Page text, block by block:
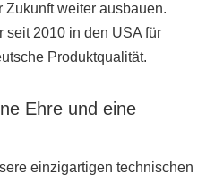
Zukunft weiter ausbauen.
seit 2010 in den USA für
Produktqualität.
Ehre und eine
einzigartigen technischen